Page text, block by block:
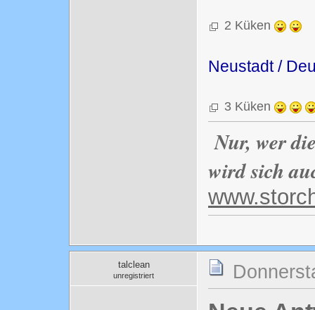
2 Küken
Neustadt /
3 Küken
Nur, wer
wird sich
talclean
unregistriert